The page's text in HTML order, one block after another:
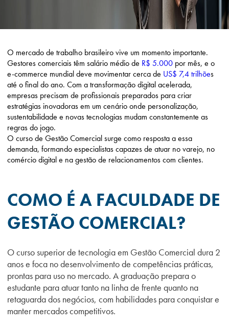
O mercado de trabalho brasileiro vive um momento importante.
Gestores comerciais têm salário médio de R$ 5.000 por mês, e o
e-commerce mundial deve movimentar cerca de US$ 7,4 trilhões
até o final do ano. Com a transformação digital acelerada,
empresas precisam de profissionais preparados para criar
estratégias inovadoras em um cenário onde personalização,
sustentabilidade e novas tecnologias mudam constantemente as
regras do jogo.
O curso de Gestão Comercial surge como resposta a essa
demanda, formando especialistas capazes de atuar no varejo, no
comércio digital e na gestão de relacionamentos com clientes.
COMO É A FACULDADE DE
GESTÃO COMERCIAL?
O curso superior de tecnologia em Gestão Comercial dura 2
anos e foca no desenvolvimento de competências práticas,
prontas para uso no mercado. A graduação prepara o
estudante para atuar tanto na linha de frente quanto na
retaguarda dos negócios, com habilidades para conquistar e
manter mercados competitivos.